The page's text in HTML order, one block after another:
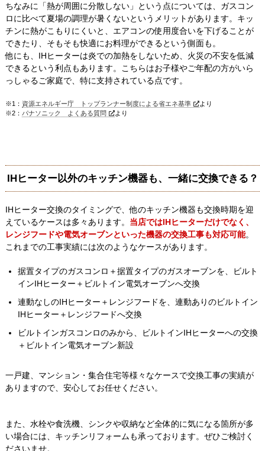
ちなみに「熱が周囲に分散しない」という点については、ガスコン
ロに比べて夏場の調理が暑くないというメリットがあります。キッ
チンに熱がこもりにくいと、エアコンの使用度合いを下げることが
できたり、そもそも快適にお料理ができるという側面も。
他にも、IHヒーターは炎での加熱をしないため、火災の不安を低減
できるという利点もあります。こちらはお子様やご年配の方がいら
っしゃるご家庭で、特に支持されている点です。
※1： 資源エネルギー庁 トップランナー制度による省エネ基準
より
※2： パナソニック よくある質問 より
IHヒーター以外のキッチン機器も、一緒に交換できる？
IHヒーター交換のタイミングで、他のキッチン機器も交換時期を迎
えているケースは多々あります。 当店ではIHヒーターだけでなく、
レンジフードや電気オーブンといった機器の交換工事も対応可能。
これまでの工事実績には次のようなケースがあります。
据置タイプのガスコンロ＋据置タイプのガスオーブンを、ビルト
インIHヒーター＋ビルトイン電気オーブンへ交換
連動なしのIHヒーター＋レンジフードを、連動ありのビルトイン
IHヒーター＋レンジフードへ交換
ビルトインガスコンロのみから、ビルトインIHヒーターへの交換
＋ビルトイン電気オーブン新設
一戸建、マンション・集合住宅等様々なケースで交換工事の実績が
ありますので、安心してお任せください。
また、水栓や食洗機、シンクや収納など全体的に気になる箇所が多
い場合には、キッチンリフォームも承っております。ぜひご検討く
ださいませ。